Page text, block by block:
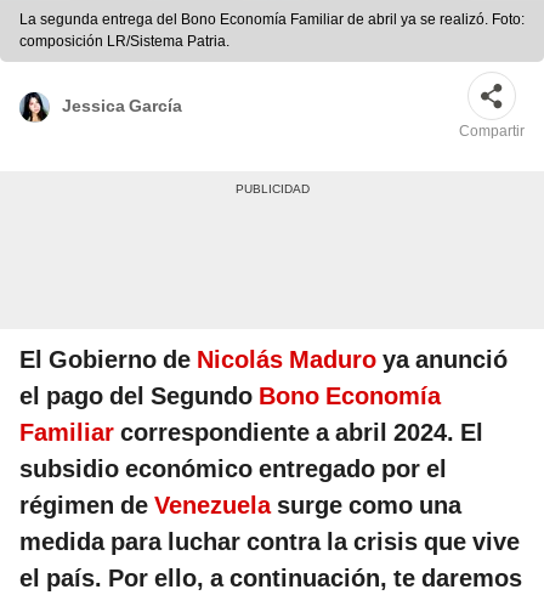
La segunda entrega del Bono Economía Familiar de abril ya se realizó. Foto:
composición LR/Sistema Patria.
Jessica García
Compartir
El Gobierno de Nicolás Maduro ya anunció
el pago del Segundo Bono Economía
Familiar correspondiente a abril 2024. El
subsidio económico entregado por el
régimen de Venezuela surge como una
medida para luchar contra la crisis que vive
el país. Por ello, a continuación, te daremos